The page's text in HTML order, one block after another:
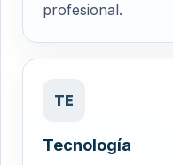
profesional.
TE
Tecnología